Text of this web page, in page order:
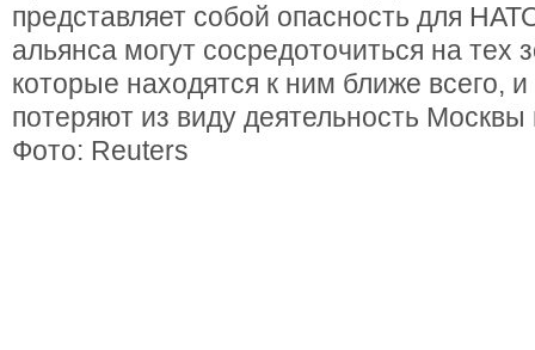
представляет собой опасность для
альянса могут сосредоточиться на тех
которые находятся к ним ближе всего,
потеряют из виду деятельность Москвы
Фото: Reuters